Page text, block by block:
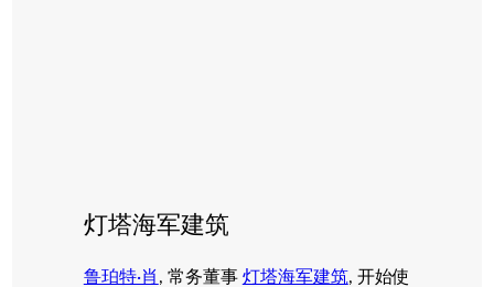
灯塔海军建筑
鲁珀特·肖 , 常务董事 灯塔海军建筑, 开始使